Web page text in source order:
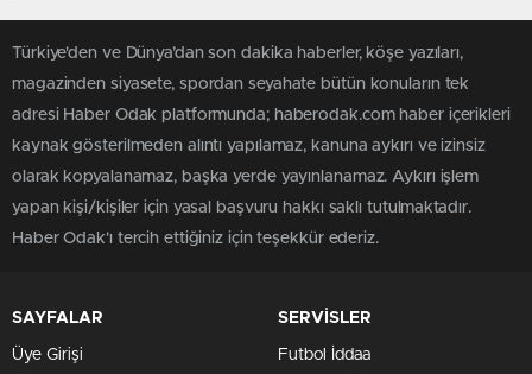
Türkiye'den ve Dünya’dan son dakika haberler, köşe yazıları,
magazinden siyasete, spordan seyahate bütün konuların tek
adresi Haber Odak platformunda; haberodak.com haber içerikleri
kaynak gösterilmeden alıntı yapılamaz, kanuna aykırı ve izinsiz
olarak kopyalanamaz, başka yerde yayınlanamaz. Aykırı işlem
yapan kişi/kişiler için yasal başvuru hakkı saklı tutulmaktadır.
Haber Odak'ı tercih ettiğiniz için teşekkür ederiz.
SAYFALAR
Üye Girişi
SERVİSLER
Futbol İddaa